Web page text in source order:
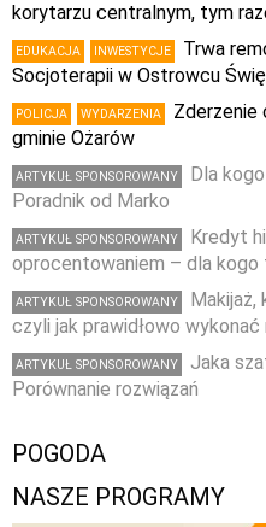
korytarzu centralnym, tym
EDUKACJA INWESTYCJE
Trwa
Socjoterapii w Ostrowcu
POLICJA WYDARZENIA
Zderzenie
gminie Ożarów
ARTYKUŁ SPONSOROWANY
Dla
Poradnik od Marko
ARTYKUŁ SPONSOROWANY
Kredyt
oprocentowaniem – dla kogo
ARTYKUŁ SPONSOROWANY
Makijaż,
czyli jak prawidłowo wykonać
ARTYKUŁ SPONSOROWANY
Jaka
Porównanie rozwiązań
POGODA
NASZE PROGRAMY